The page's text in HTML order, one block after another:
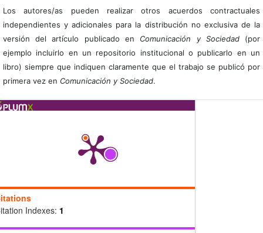
Los autores/as pueden realizar otros acuerdos contractuales
independientes y adicionales para la distribución no exclusiva de la
versión del artículo publicado en Comunicación y Sociedad(por
ejemplo incluirlo en un repositorio institucional o publicarlo en un
libro) siempre que indiquen claramente que el trabajo se publicó por
primera vez en Comunicación y Sociedad.
Indexes: 1